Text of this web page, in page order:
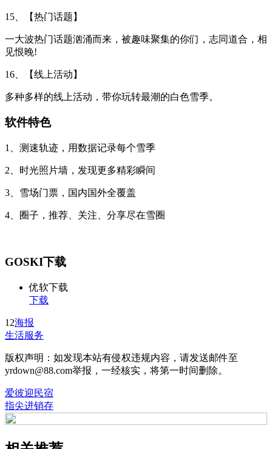
15、【热门话题】
一大波热门话题汹涌而来，被趣味聚集的你们，志同道合，相
见恨晚!
16、【线上活动】
多种多样的线上活动，带你玩转最潮的白色雪季。
软件特色
1、测速轨迹，用数据记录每个雪季
2、时光照片墙，发现更多精彩瞬间
3、雪场门票，国内国外全覆盖
4、圈子，推荐、关注、分享尽在雪圈
GOSKI下载
优软下载
下载
12海报
生活服务
版权声明：如发现本站有侵权违规内容，请发送邮件至
yrdown@88.com举报，一经核实，将第一时间删除。
爱彼迎民宿
指尖进销存